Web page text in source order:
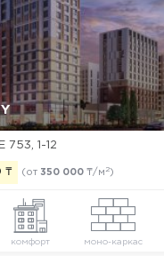
753, 1-12
₸ (от 350 000 ₸/м 2)
комфорт моно-каркас
Да, удалить